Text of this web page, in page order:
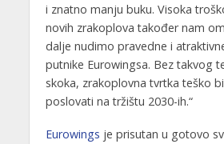
i znatno manju buku. Visoka
novih zrakoplova također nam
dalje nudimo pravedne i
putnike Eurowingsa. Bez takvog
skoka, zrakoplovna tvrtka teško
poslovati na tržištu 2030-ih.“
Eurowings je prisutan u gotovo